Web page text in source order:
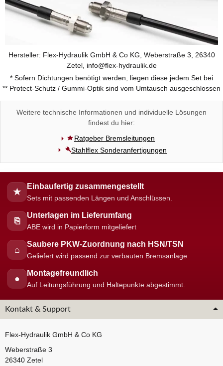
Hersteller: Flex-Hydraulik GmbH & Co KG, Weberstraße 3, 26340
Zetel, info@flex-hydraulik.de
* Sofern Dichtungen benötigt werden, liegen diese jedem Set bei
** Protect-Schutz / Gummi-Optik sind vom Umtausch ausgeschlossen
Weitere technische Informationen und individuelle Lösungen
findest du hier:
Ratgeber Bremsleitungen
Stahlflex Sonderanfertigungen
★
Einbaufertig zusammengestellt
Sets mit passenden Längen und Anschlüssen.
⎘
Unterlagen im Lieferumfang
ABE wird in Papierform mitgeliefert
⌂
Saubere PKW-Zuordnung nach HSN/TSN
Geliefert wird passend zur verbauten Bremsanlage
●
Montagefreundlich
Auf Leitungsführung und Haltepunkte abgestimmt.
Kontakt & Support
Flex-Hydraulik GmbH & Co KG
Weberstraße 3
26340 Zetel